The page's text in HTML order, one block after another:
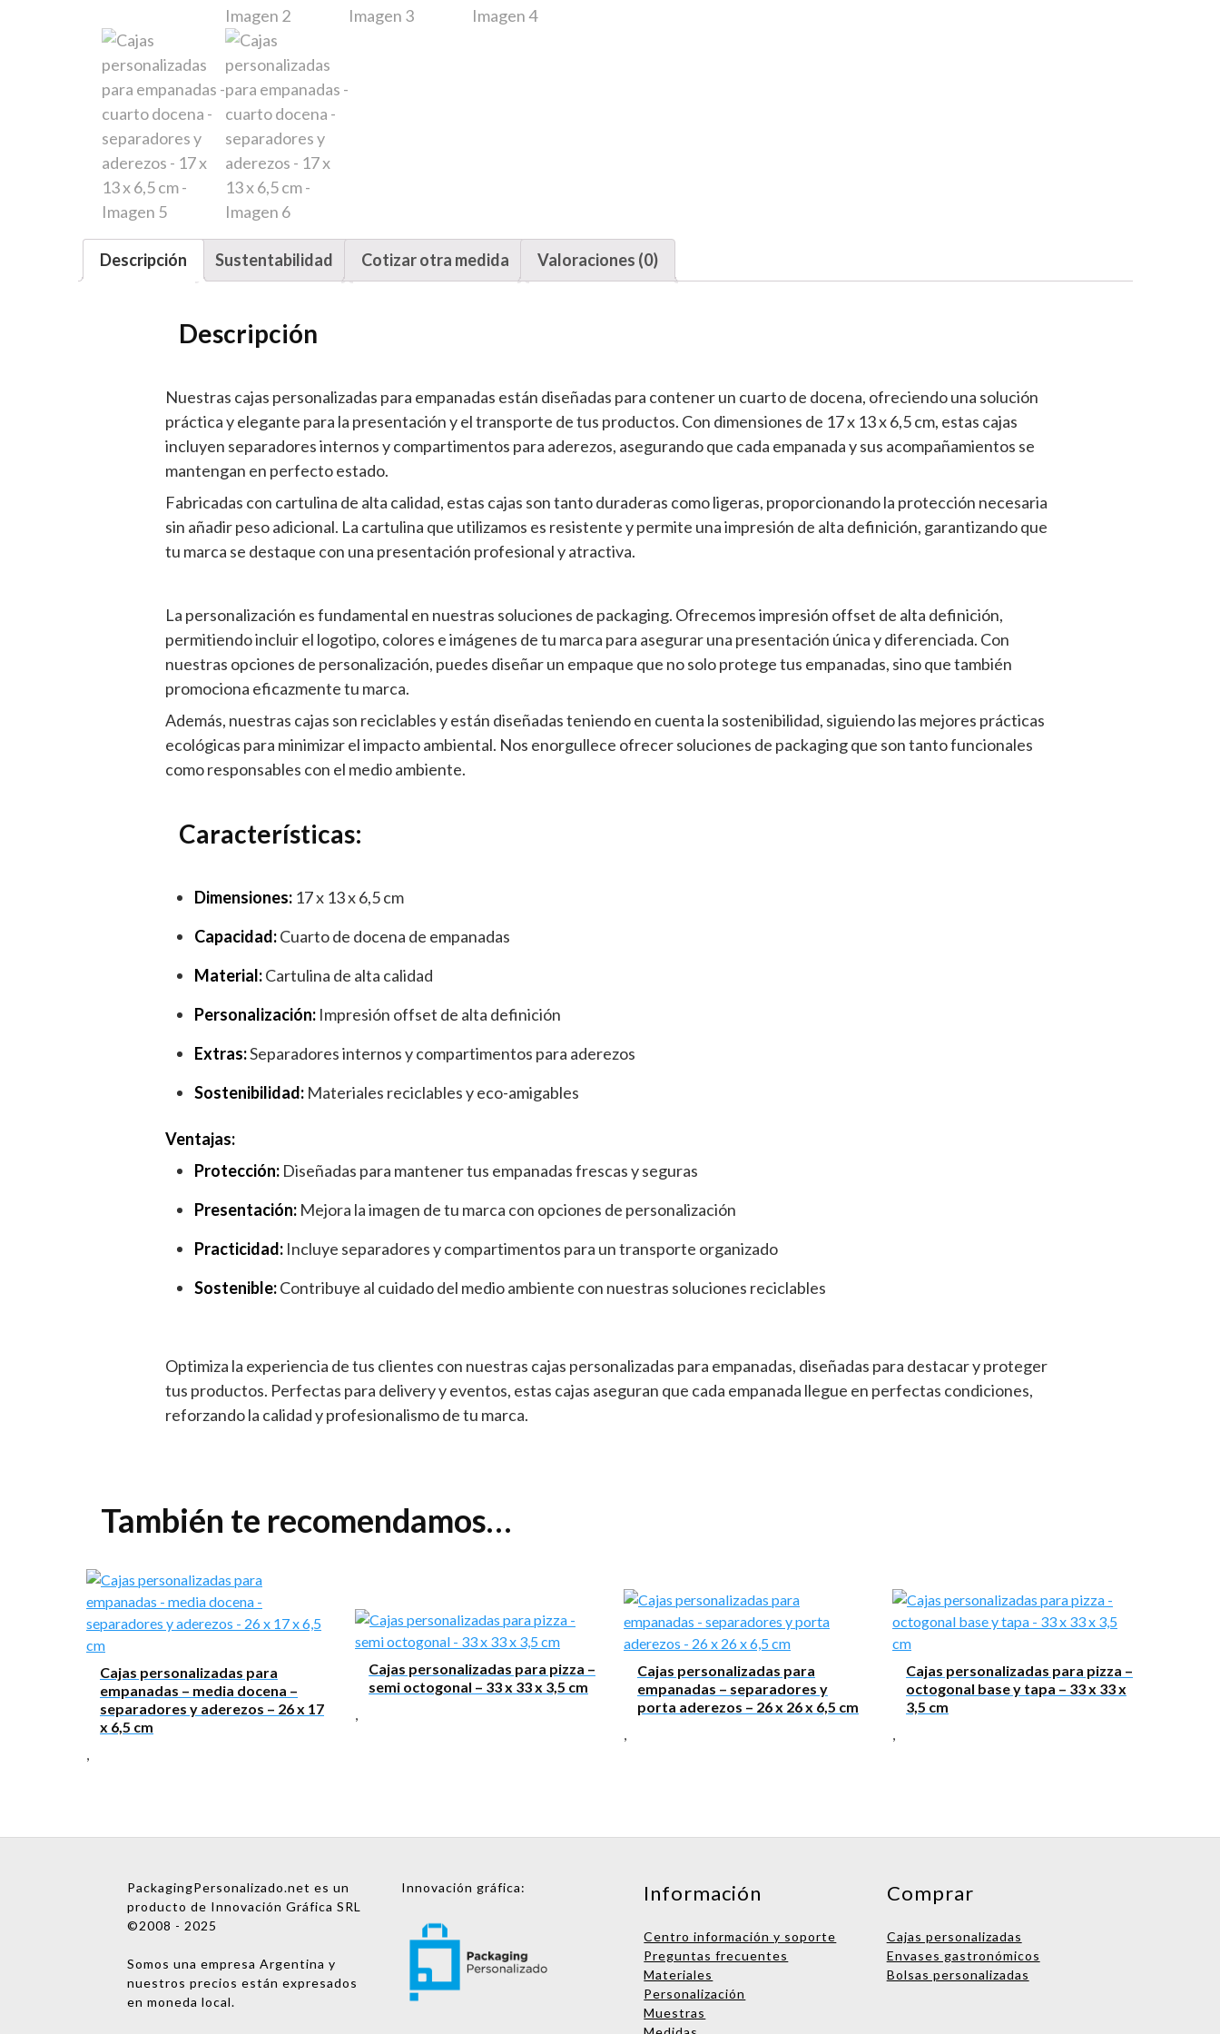
Descripción Sustentabilidad Cotizar otra medida Valoraciones (0)
Descripción
Nuestras cajas personalizadas para empanadas están diseñadas para contener un cuarto de docena, ofreciendo una solución
práctica y elegante para la presentación y el transporte de tus productos. Con dimensiones de 17 x 13 x 6,5 cm, estas cajas
incluyen separadores internos y compartimentos para aderezos, asegurando que cada empanada y sus acompañamientos se
mantengan en perfecto estado.
Fabricadas con cartulina de alta calidad, estas cajas son tanto duraderas como ligeras, proporcionando la protección necesaria
sin añadir peso adicional. La cartulina que utilizamos es resistente y permite una impresión de alta definición, garantizando que
tu marca se destaque con una presentación profesional y atractiva.
La personalización es fundamental en nuestras soluciones de packaging. Ofrecemos impresión offset de alta definición,
permitiendo incluir el logotipo, colores e imágenes de tu marca para asegurar una presentación única y diferenciada. Con
nuestras opciones de personalización, puedes diseñar un empaque que no solo protege tus empanadas, sino que también
promociona eficazmente tu marca.
Además, nuestras cajas son reciclables y están diseñadas teniendo en cuenta la sostenibilidad, siguiendo las mejores prácticas
ecológicas para minimizar el impacto ambiental. Nos enorgullece ofrecer soluciones de packaging que son tanto funcionales
como responsables con el medio ambiente.
Características:
Dimensiones: 17 x 13 x 6,5 cm
Capacidad:Cuarto de docena de empanadas
Material:Cartulina de alta calidad
Personalización: Impresión offset de alta definición
Extras:Separadores internos y compartimentos para aderezos
Sostenibilidad: Materiales reciclables y eco-amigables
Ventajas:
Protección: Diseñadas para mantener tus empanadas frescas y seguras
Presentación: Mejora la imagen de tu marca con opciones de personalización
Practicidad: Incluye separadores y compartimentos para un transporte organizado
Sostenible:Contribuye al cuidado del medio ambiente con nuestras soluciones reciclables
Optimiza la experiencia de tus clientes con nuestras cajas personalizadas para empanadas, diseñadas para destacar y proteger
tus productos. Perfectas para delivery y eventos, estas cajas aseguran que cada empanada llegue en perfectas condiciones,
reforzando la calidad y profesionalismo de tu marca.
También te recomendamos…
Cajas personalizadas para
empanadas – media docena –
separadores y aderezos – 26 x 17
x 6,5 cm
,
Cajas personalizadas para pizza –
semi octogonal – 33 x 33 x 3,5 cm
,
Cajas personalizadas para
empanadas – separadores y
porta aderezos – 26 x 26 x 6,5 cm
,
Cajas personalizadas para pizza –
octogonal base y tapa – 33 x 33 x
3,5 cm
,
PackagingPersonalizado.net es un
producto de Innovación Gráfica SRL
©2008 - 2025
Somos una empresa Argentina y
nuestros precios están expresados
en moneda local.
Innovación gráfica: Información
Centro información y soporte
Preguntas frecuentes
Materiales
Personalización
Muestras
Comprar
Cajas personalizadas
Envases gastronómicos
Bolsas personalizadas
Mensaje